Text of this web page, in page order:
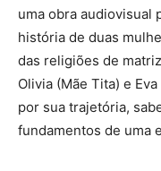
uma obra audiovisual
história de duas
das religiões de
Olivia (Mãe Tita) e
por sua trajetória,
fundamentos de uma